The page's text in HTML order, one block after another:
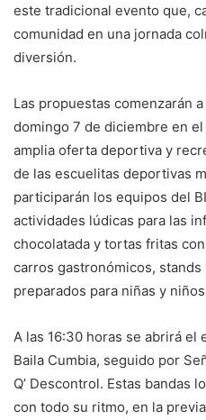
este tradicional evento que,
comunidad en una jornada
diversión.
Las propuestas comenzarán
domingo 7 de diciembre en
amplia oferta deportiva y
de las escuelitas deportivas
participarán los equipos del
actividades lúdicas para las
chocolatada y tortas fritas
carros gastronómicos,
preparados para niñas y
A las 16:30 horas se abrirá el
Baila Cumbia, seguido por
Q’ Descontrol. Estas bandas
con todo su ritmo, en la